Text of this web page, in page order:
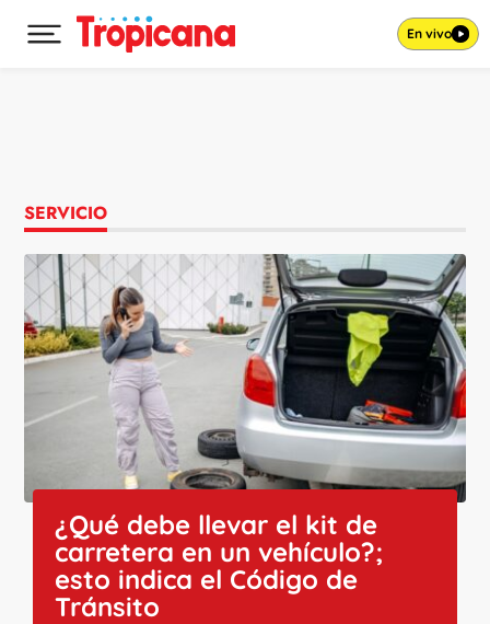
Desplegar menú principal En vivo
SERVICIO
¿Qué debe llevar el kit de
carretera en un vehículo?;
esto indica el Código de
Tránsito